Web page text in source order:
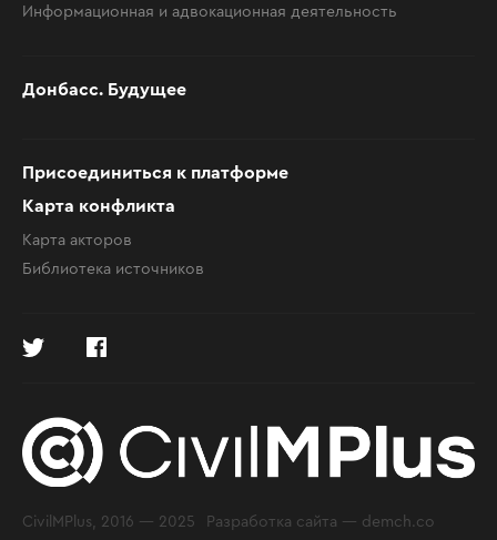
Информационная и адвокационная деятельность
Донбасс. Будущее
Присоединиться к платформе
Карта конфликта
Карта акторов
Библиотека источников
CivilMPlus, 2016 — 2025 Разработка сайта — demch.co